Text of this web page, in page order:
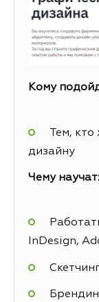
Кому
Тем,
дизайну
Чему научат:
InDesign,